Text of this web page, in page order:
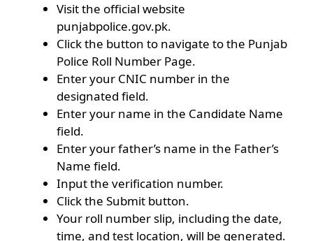
Visit the official website
punjabpolice.gov.pk.
Click the button to navigate to the Punjab
Police Roll Number Page.
Enter your CNIC number in the
designated field.
Enter your name in the Candidate Name
field.
Enter your father’s name in the Father’s
Name field.
Input the verification number.
Click the Submit button.
Your roll number slip, including the date,
time, and test location, will be generated.